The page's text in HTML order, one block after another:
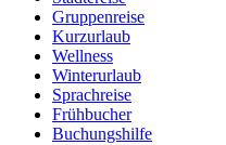
Gruppenreise
Kurzurlaub
Wellness
Winterurlaub
Sprachreise
Frühbucher
Buchungshilfe